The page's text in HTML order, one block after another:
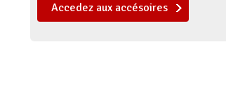
Accedez aux accésoires